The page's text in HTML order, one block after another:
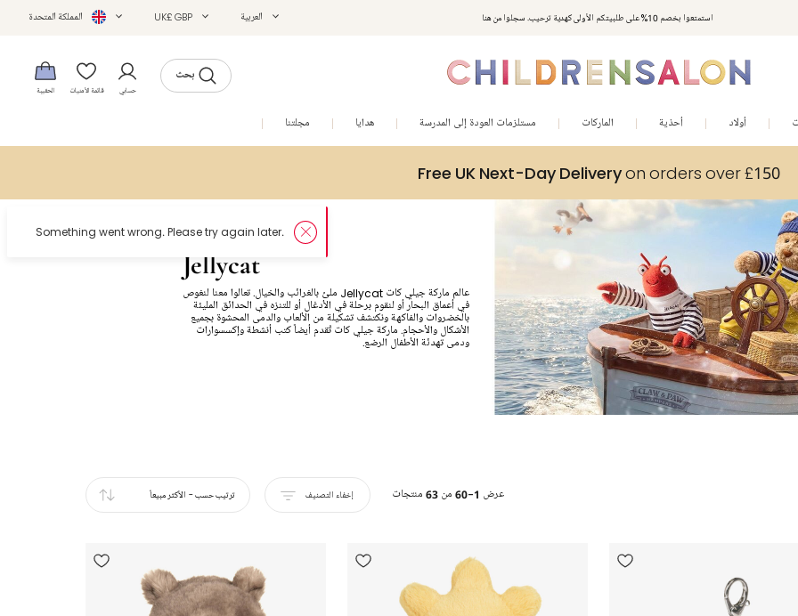
استمتعوا بخصم 10% على طلبيتكم الأولى كهدية ترحيب. سجلوا من هنا العربية UK£ GBP المملكة المتحدة
بحث
حسابي قائمة الأمنيات الحقيبة
أولاد أحذية الماركات مستلزمات العودة إلى المدرسة هدايا مجلتنا
Free UK Next-Day Deliveryon orders over £150
Jellycat
عالم ماركة جيلي كات Jellycat ملئ بالغرائب والخيال. تعالوا معنا لنغوص
في أعماق البحار أو لنقوم برحلة في الأدغال أو للتنزه في الحدائق المليئة
بالخضروات والفاكهة ونكتشف تشكيلة من الألعاب والدمى المحشوة بجميع
الأشكال والأحجام. ماركة جيلي كات تُقدم أيضاً كتب أنشطة وإكسسوارات
ودمى تهدئة الأطفال الرضع.
عرض 1-60 من 63 منتجات إخفاء التصنيف ترتيب حسب- الأكثر مبيعاً